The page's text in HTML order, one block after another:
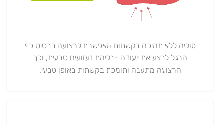
סוליה ללא תמיכה בקשתות מאפשרת לרצועה בבסיס כף
הרגל לבצע את ייעודה -בלימת זעזועים טבעית, וכך
הרצועה מתעבה ותומכת בקשתות באופן טבעי.